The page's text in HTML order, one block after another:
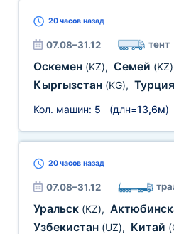
20 часовназад
07.08–31.12 тент
Оскемен (KZ), Семей (KZ)
Кыргызстан (KG), Турция
Кол. машин: 5 (длн=13,6м)
20 часовназад
07.08–31.12
Уральск (KZ),
Узбекистан (UZ), Китай